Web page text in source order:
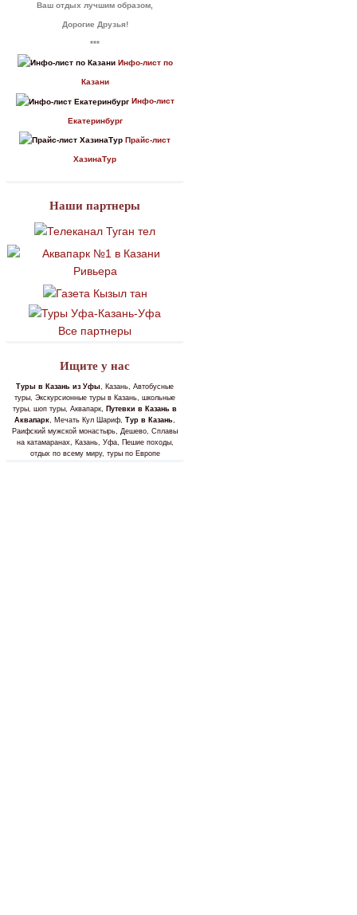
Ваш отдых лучшим образом,
Дорогие Друзья!
***
Инфо-лист по
Казани
Инфо-лист
Екатеринбург
Прайс-лист
ХазинаТур
Наши партнеры
Все партнеры
Ищите у нас
Туры в Казань из Уфы, Казань, Автобусные
туры, Экскурсионные туры в Казань, школьные
туры, шоп туры, Аквапарк, Путевки в Казань в
Аквапарк, Мечать Кул Шариф, Тур в Казань,
Раифский мужской монастырь, Дешево, Сплавы
на катамаранах, Казань, Уфа, Пешие походы,
отдых по всему миру, туры по Европе